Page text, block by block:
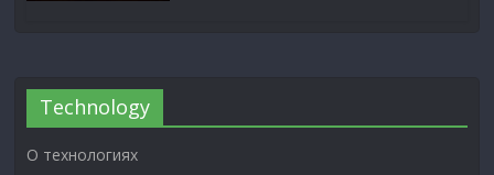
Technology
О технологиях